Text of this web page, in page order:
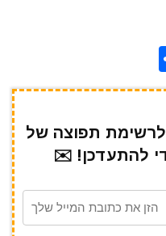
h
e
תפוצה של
להתעדכן! ✉️